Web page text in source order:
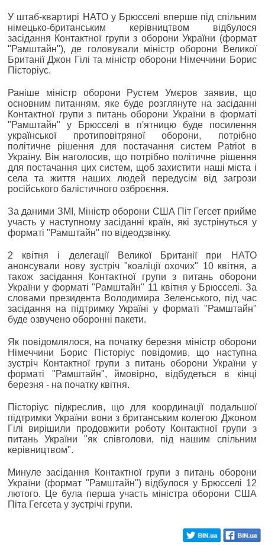
У штаб-квартирі НАТО у Брюсселі вперше під спільним
німецько-британським керівництвом відбулося
засідання Контактної групи з оборони України (формат
"Рамштайн"), де головували міністр оборони Великої
Британії Джон Гілі та міністр оборони Німеччини Борис
Пісторіус.
Раніше міністр оборони Рустем Умєров заявив, що
основним питанням, яке буде розглянуте на засіданні
Контактної групи з питань оборони України в форматі
"Рамштайн" у Брюсселі в п'ятницю буде посилення
української протиповітряної оборони, потрібно
політичне рішення для постачання систем Patriot в
Україну. Він наголосив, що потрібно політичне рішення
для постачання цих систем, щоб захистити наші міста і
села та життя наших людей передусім від загрози
російського балістичного озброєння.
За даними ЗМІ, Міністр оборони США Піт Гегсет прийме
участь у наступному засіданні країн, які зустрінуться у
форматі "Рамштайн" по відеодзвінку.
2 квітня і делегації Великої Британії при НАТО
анонсували нову зустріч "коаліції охочих" 10 квітня, а
також засідання Контактної групи з питань оборони
України у форматі "Рамштайн" 11 квітня у Брюсселі. За
словами президента Володимира Зеленського, під час
засідання на підтримку Україні у форматі "Рамштайн"
буде озвучено оборонні пакети.
Як повідомлялося, на початку березня міністр оборони
Німеччини Борис Пісторіус повідомив, що наступна
зустріч Контактної групи з питань оборони України у
форматі "Рамштайн", ймовірно, відбудеться в кінці
березня - на початку квітня.
Пісторіус підкреслив, що для координації подальшої
підтримки України вони з британським колегою Джоном
Гілі вирішили продовжити роботу Контактної групи з
питань України "як співголови, під нашим спільним
керівництвом".
Минуле засідання Контактної групи з питань оборони
України (формат "Рамштайн") відбулося у Брюсселі 12
лютого. Це була перша участь міністра оборони США
Піта Гегсета у зустрічі групи.